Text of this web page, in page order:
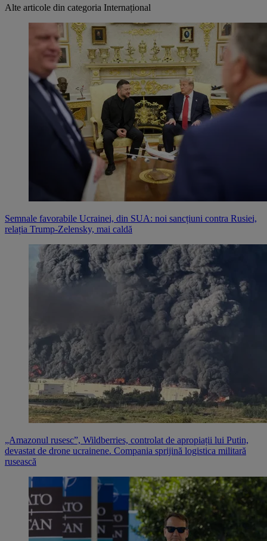
Alte articole din categoria Internațional
Semnale favorabile Ucrainei, din SUA: noi sancțiuni contra Rusiei,
relația Trump-Zelensky, mai caldă
„Amazonul rusesc”, Wildberries, controlat de apropiații lui Putin,
devastat de drone ucrainene. Compania sprijină logistica militară
rusească